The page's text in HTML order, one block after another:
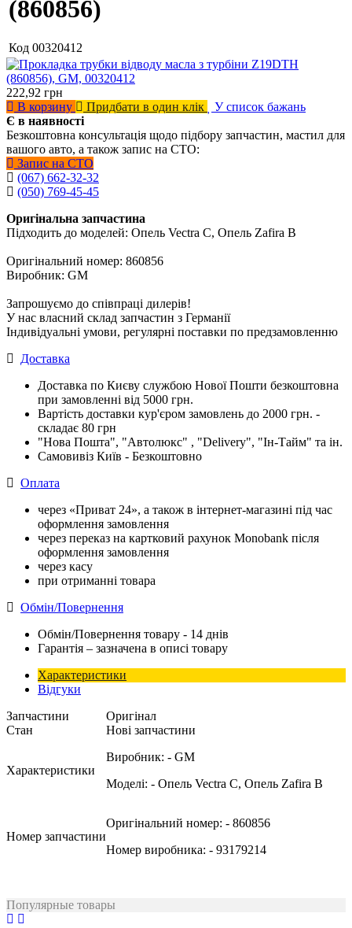
(860856)
Код 00320412
222,92 грн
В корзину
Придбати в один клік
У список бажань
Є в наявності
Безкоштовна консультація щодо підбору запчастин, мастил для
вашого авто, а також запис на СТО:
Запис на СТО
(067) 662-32-32
(050) 769-45-45
Оригінальна запчастина
Підходить до моделей: Опель Vectra C, Опель Zafira B
Оригінальний номер: 860856
Виробник: GM
Запрошуємо до співпраці дилерів!
У нас власний склад запчастин з Германії
Індивідуальні умови, регулярні поставки по предзамовленню
Доставка
Доставка по Києву службою Нової Пошти безкоштовна
при замовленні від 5000 грн.
Вартість доставки кур'єром замовлень до 2000 грн. -
складає 80 грн
"Нова Пошта", "Автолюкс" , "Delivery", "Iн-Тайм" та ін.
Самовивіз Київ - Безкоштовно
Оплата
через «Приват 24», а також в інтернет-магазині під час
оформлення замовлення
через переказ на картковий рахунок Monobank після
оформлення замовлення
через касу
при отриманні товара
Обмін/Повернення
Обмін/Повернення товару - 14 днів
Гарантія – зазначена в описі товару
Характеристики
Відгуки
Запчастини
Оригінал
Стан
Нові запчастини
Характеристики
Виробник: - GM
Моделі: - Опель Vectra C, Опель Zafira B
Номер запчастини
Оригінальний номер: - 860856
Номер виробника: - 93179214
Популярные товары